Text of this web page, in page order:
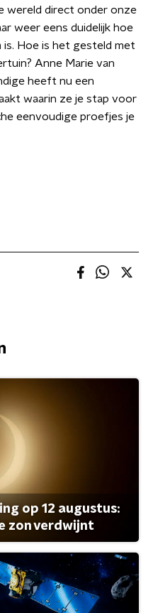
wereld direct onder onze
weer eens duidelijk hoe
is. Hoe is het gesteld met
Anne Marie van
heeft nu een
waarin ze je stap voor
eenvoudige proefjes je
op 12 augustus:
zon verdwijnt